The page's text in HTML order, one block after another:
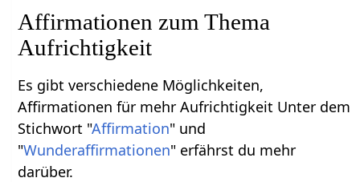
Affirmationen zum Thema
Aufrichtigkeit
Es gibt verschiedene Möglichkeiten,
Affirmationen für mehr Aufrichtigkeit Unter dem
Stichwort "Affirmation" und
"Wunderaffirmationen" erfährst du mehr
darüber.